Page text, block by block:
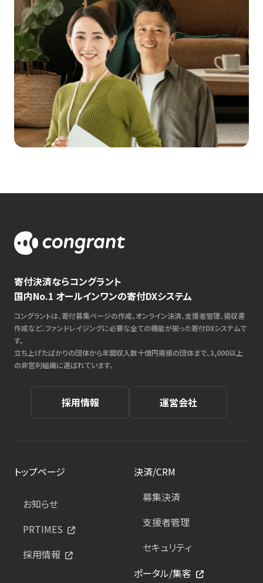
寄付決済ならコングラント
国内No.1 オールインワンの寄付DXシステム
コングラントは、寄付募集ページの作成、オンライン決済、支援者管理、領収書
作成など、ファンドレイジングに必要な全ての機能が揃った寄付DXシステムで
す。
立ち上げたばかりの団体から年間収入数十億円規模の団体まで、3,000以上
の非営利組織に選ばれています。
採用情報 運営会社
トップページ
お知らせ
PRTIMES
採用情報
決済/CRM
募集決済
支援者管理
セキュリティ
ポータル/集客